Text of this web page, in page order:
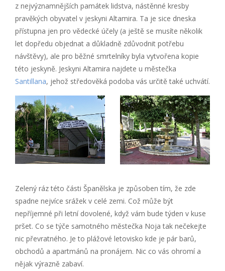
z nejvýznamnějších památek lidstva, nástěnné kresby
pravěkých obyvatel v jeskyni Altamira. Ta je sice dneska
přístupna jen pro vědecké účely (a ještě se musíte několik
let dopředu objednat a důkladně zdůvodnit potřebu
návštěvy), ale pro běžné smrtelníky byla vytvořena kopie
této jeskyně. Jeskyni Altamira najdete u městečka
Santillana, jehož středověká podoba vás určitě také uchvátí.
Zelený ráz této části Španělska je způsoben tím, že zde
spadne nejvíce srážek v celé zemi. Což může být
nepříjemné při letní dovolené, když vám bude týden v kuse
pršet. Co se týče samotného městečka Noja tak nečekejte
nic převratného. Je to plážové letovisko kde je pár barů,
obchodů a apartmánů na pronájem. Nic co vás ohromí a
nějak výrazně zabaví.